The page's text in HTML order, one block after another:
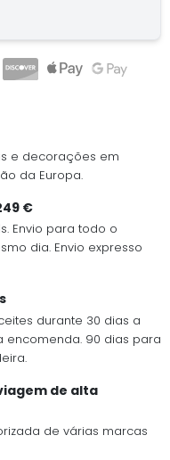
e decorações em
da Europa.
€
Envio para todo o
dia. Envio expresso
durante 30 dias a
90 dias para
de alta
de várias marcas